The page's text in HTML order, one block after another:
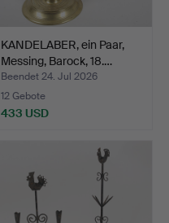
KANDELABER, ein Paar,
Messing, Barock, 18.…
Beendet 24. Jul 2026
12 Gebote
433 USD